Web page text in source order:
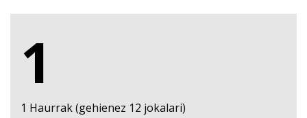
1
1 Haurrak (gehienez 12 jokalari)